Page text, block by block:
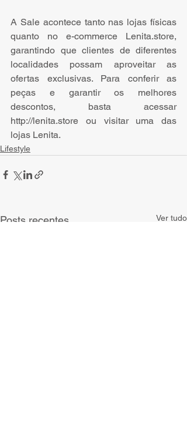
A Sale acontece tanto nas lojas físicas
quanto no e-commerce Lenita.store,
garantindo que clientes de diferentes
localidades possam aproveitar as
ofertas exclusivas. Para conferir as
peças e garantir os melhores
descontos, basta acessar
http://lenita.store ou visitar uma das
lojas Lenita.
Lifestyle
Posts recentes Ver tudo